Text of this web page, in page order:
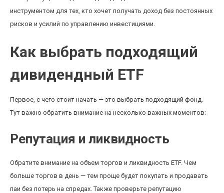
инструментом для тех, кто хочет получать доход без постоянных
рисков и усилий по управлению инвестициями.
Как выбрать подходящий
дивидендный ETF
Первое, с чего стоит начать — это выбрать подходящий фонд.
Тут важно обратить внимание на несколько важных моментов:
Репутация и ликвидность
Обратите внимание на объем торгов и ликвидность ETF. Чем
больше торгов в день — тем проще будет покупать и продавать
паи без потерь на спредах. Также проверьте репутацию